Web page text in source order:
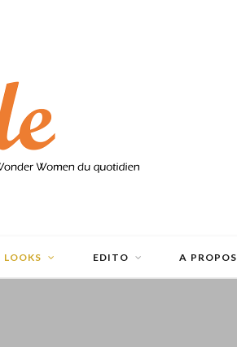
LOOKS EDITO A PROPOS